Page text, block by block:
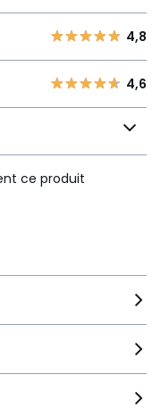
4,8
4,6
des clients
4,8
4,6
ce produit